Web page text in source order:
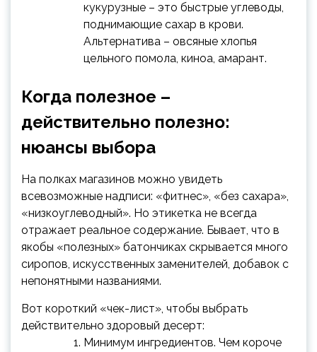
кукурузные – это быстрые углеводы,
поднимающие сахар в крови.
Альтернатива – овсяные хлопья
цельного помола, киноа, амарант.
Когда полезное –
действительно полезно:
нюансы выбора
На полках магазинов можно увидеть
всевозможные надписи: «фитнес», «без сахара»,
«низкоуглеводный». Но этикетка не всегда
отражает реальное содержание. Бывает, что в
якобы «полезных» батончиках скрывается много
сиропов, искусственных заменителей, добавок с
непонятными названиями.
Вот короткий «чек-лист», чтобы выбрать
действительно здоровый десерт:
Минимум ингредиентов. Чем короче